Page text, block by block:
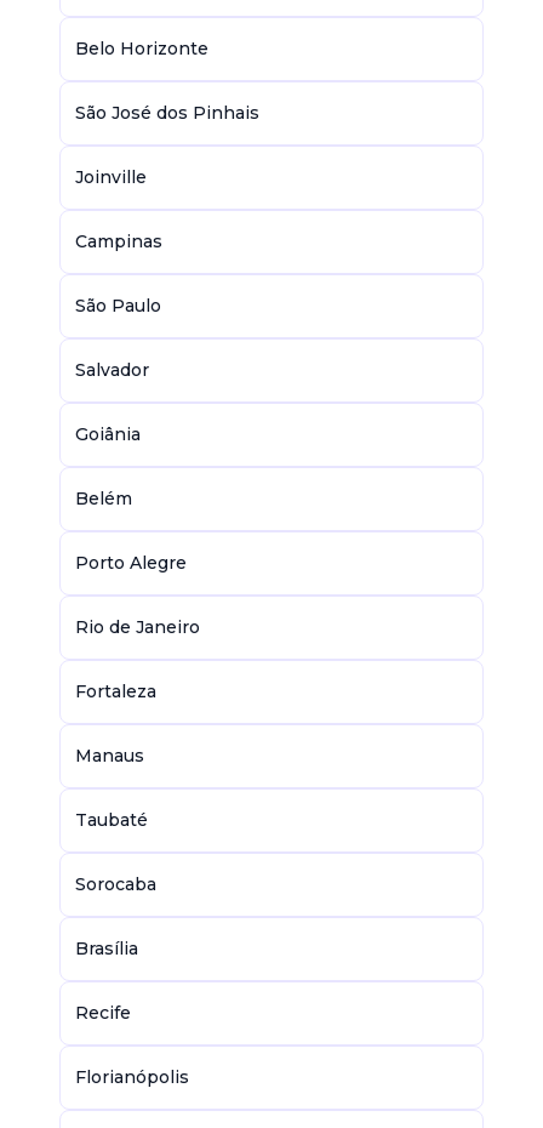
Belo Horizonte
São José dos Pinhais
Joinville
Campinas
São Paulo
Salvador
Goiânia
Belém
Porto Alegre
Rio de Janeiro
Fortaleza
Manaus
Taubaté
Sorocaba
Brasília
Recife
Florianópolis